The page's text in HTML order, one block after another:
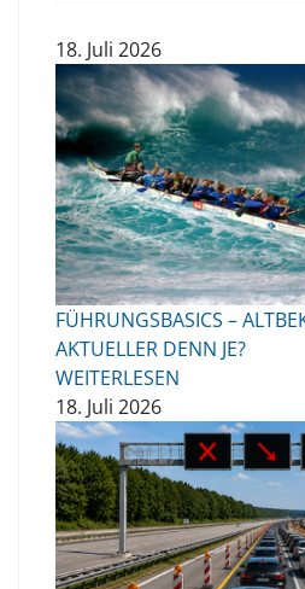
18. Juli 2026
FÜHRUNGSBASICS –
AKTUELLER DENN JE?
WEITERLESEN
18. Juli 2026